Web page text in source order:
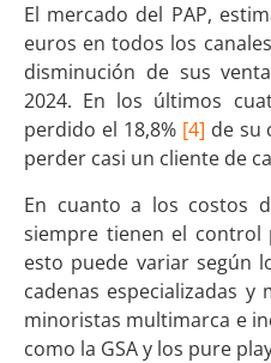
El mercado del PAP,
euros en todos los
disminución de sus
2024. En los últimos
perdido el 18,8% [4] de su
perder casi un cliente de
En cuanto a los costos
siempre tienen el control
esto puede variar según
cadenas especializadas
minoristas multimarca e
como la GSA y los pure